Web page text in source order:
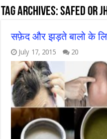
Tag Archives:safed or
सफ़ेद और झड़ते बालो के
July 17, 2015 20